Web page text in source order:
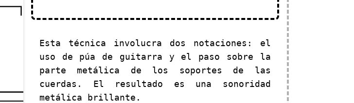
Esta técnica involucra dos notaciones: el
uso de púa de guitarra y el paso sobre la
parte metálica de los soportes de las
cuerdas. El resultado es una sonoridad
metálica brillante.